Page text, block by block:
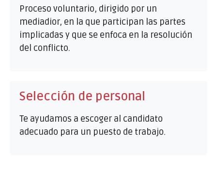
Proceso voluntario, dirigido por un
mediadior, en la que participan las partes
implicadas y que se enfoca en la resolución
del conflicto.
Selección de personal
Te ayudamos a escoger al candidato
adecuado para un puesto de trabajo.